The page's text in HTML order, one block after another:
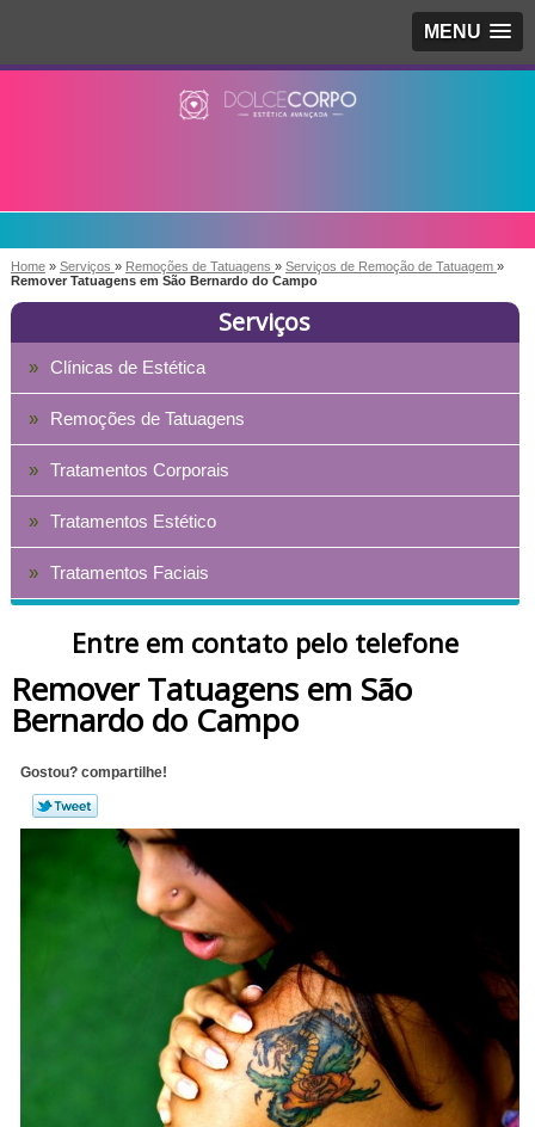
MENU
Home » Serviços » Remoções de Tatuagens » Serviços de Remoção de Tatuagem »
Remover Tatuagens em São Bernardo do Campo
Serviços
Clínicas de Estética
Remoções de Tatuagens
Tratamentos Corporais
Tratamentos Estético
Tratamentos Faciais
Entre em contato pelo telefone
Remover Tatuagens em São
Bernardo do Campo
Gostou? compartilhe!